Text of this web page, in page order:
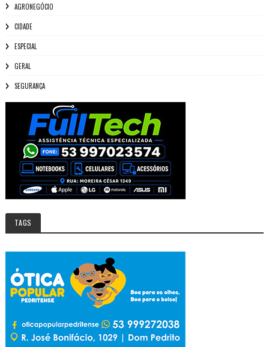
AGRONEGÓCIO
CIDADE
ESPECIAL
GERAL
SEGURANÇA
TAGS